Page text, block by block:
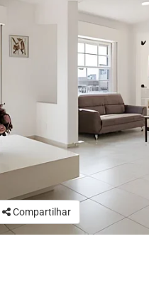
Compartilhar